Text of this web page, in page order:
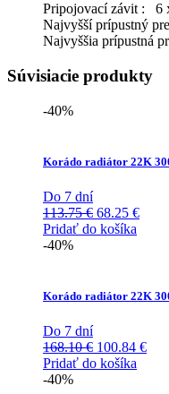
Pripojovací závit : 6
Najvyšší prípustný
Najvyššia prípustná
Súvisiacie produkty
-40%
Korádo radiátor 22K
Do 7 dní
113.75€ Pôvodná
cena
68.25 €
Pridať do košíka
-40%
Korádo radiátor 22K
Do 7 dní
168.10€ Pôvodná
cena
100.84 €
Pridať do košíka
-40%